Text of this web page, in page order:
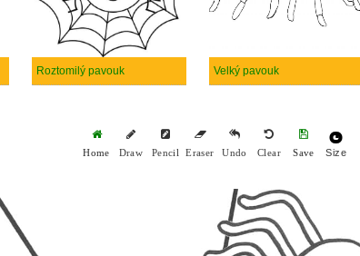
Roztomilý pavouk Velký pavouk
Home Draw Pencil Eraser Undo Clear Save Size